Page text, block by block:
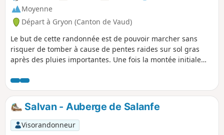
Moyenne
Départ à Gryon (Canton de Vaud)
Le but de cette randonnée est de pouvoir marcher sans
risquer de tomber à cause de pentes raides sur sol gras
après des pluies importantes. Une fois la montée initiale
peut se faire à pied depuis la Barboleuse ou plus
judicieusement en bus depuis Villars sur Ollon ou la
Barboleuse. L'arrêt se nomme les Fracherets. On peut même
aller jusqu'au terminus du bus qui permet de gagner
encore quelques dizaines de mètres de dénivelé positif.
Salvan - Auberge de Salanfe
Visorandonneur